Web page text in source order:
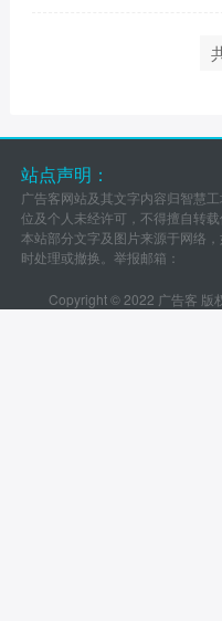
站点声明：
广告客网站及其文字内容归智慧
位及个人未经许可，不得擅自转载
本站部分文字及图片来源于网络
时处理或撤换。举报邮箱：
Copyright © 2022 广告客 版